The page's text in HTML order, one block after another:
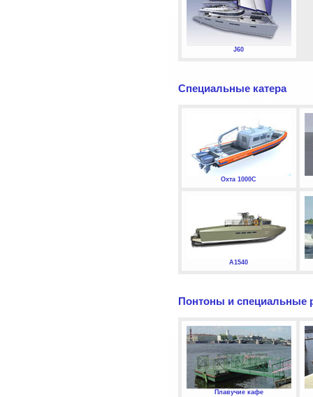
J60
Специальные катера
Охта 1000С
А1540
Понтоны и специальные
Плавучие кафе